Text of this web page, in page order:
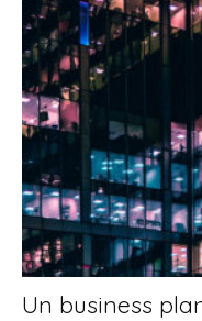
Un business